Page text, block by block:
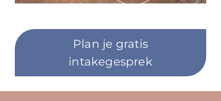
Plan je gratis
intakegesprek